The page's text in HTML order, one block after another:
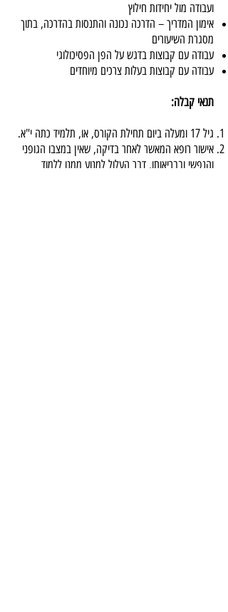
ועבודה מול יחידות חילוץ
אימון המדריך – הדרכה נכונה והתנסות בהדרכה, בתוך
מסגרת השיעורים
עבודה עם קבוצות בדגש על הפן הפסיכולוגי
עבודה עם קבוצות בעלות צרכים מיוחדים
תנאי קבלה:
גיל 17 ומעלה ביום תחילת הקורס, או, תלמיד כתה י"א.
אישור רופא המאשר לאחר בדיקה, שאין במצבו הגופני
והנפשי ובבריאותו, דבר העלול למנוע ממנו ללמוד